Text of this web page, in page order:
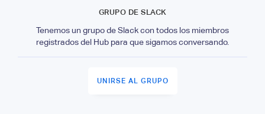
GRUPO DE SLACK
Tenemos un grupo de Slack con todos los miembros
registrados del Hub para que sigamos conversando.
UNIRSE AL GRUPO